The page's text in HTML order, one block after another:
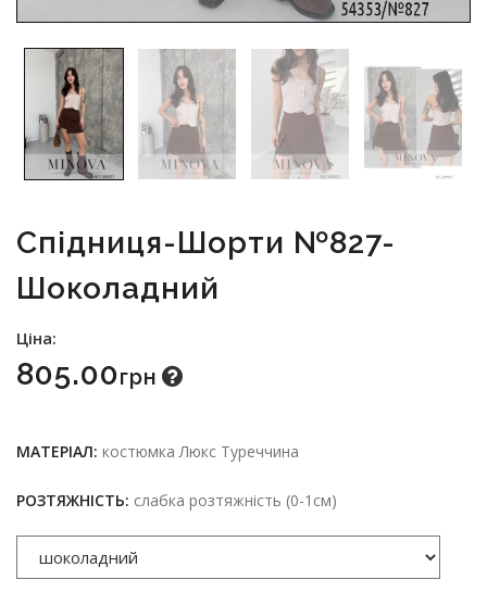
Спідниця-Шорти №827-
Шоколадний
Ціна:
805.00Грн
МАТЕРІАЛ: костюмка Люкс Туреччина
РОЗТЯЖНІСТЬ: слабка розтяжність (0-1см)